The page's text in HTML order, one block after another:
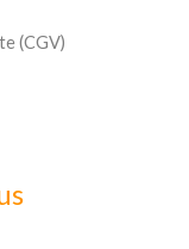
(CGV)